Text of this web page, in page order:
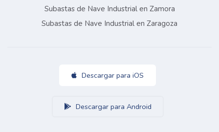
Subastas de Nave Industrial en Zamora
Subastas de Nave Industrial en Zaragoza
Descargar para iOS
Descargar para Android